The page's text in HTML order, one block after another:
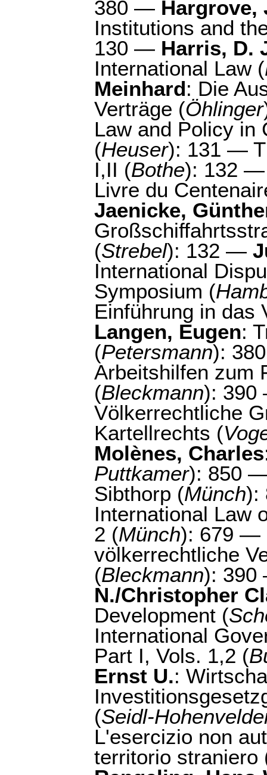
380 — Hargrove,
Institutions and
130 — Harris, D.
International Law (
Meinhard: Die
Verträge (Öhlinger
Law and Policy in
(Heuser): 131 —
I,II (Bothe): 132
Livre du
Jaenicke,
(Strebel): 132 —
International
Symposium (
Einführung in das
Langen, Eugen:
(Petersmann):
Arbeitshilfen zum
(Bleckmann):
Völkerrechtliche
Kartellrechts (
Molènes, Charles
Puttkamer): 850
Sibthorp (Münch):
International Law
2 (Münch): 679 —
völkerrechtliche
(Bleckmann):
N./Christopher
Development (
International
Part I, Vols. 1,2 (
Ernst U.:
(Seidl-
L'esercizio non
territorio straniero